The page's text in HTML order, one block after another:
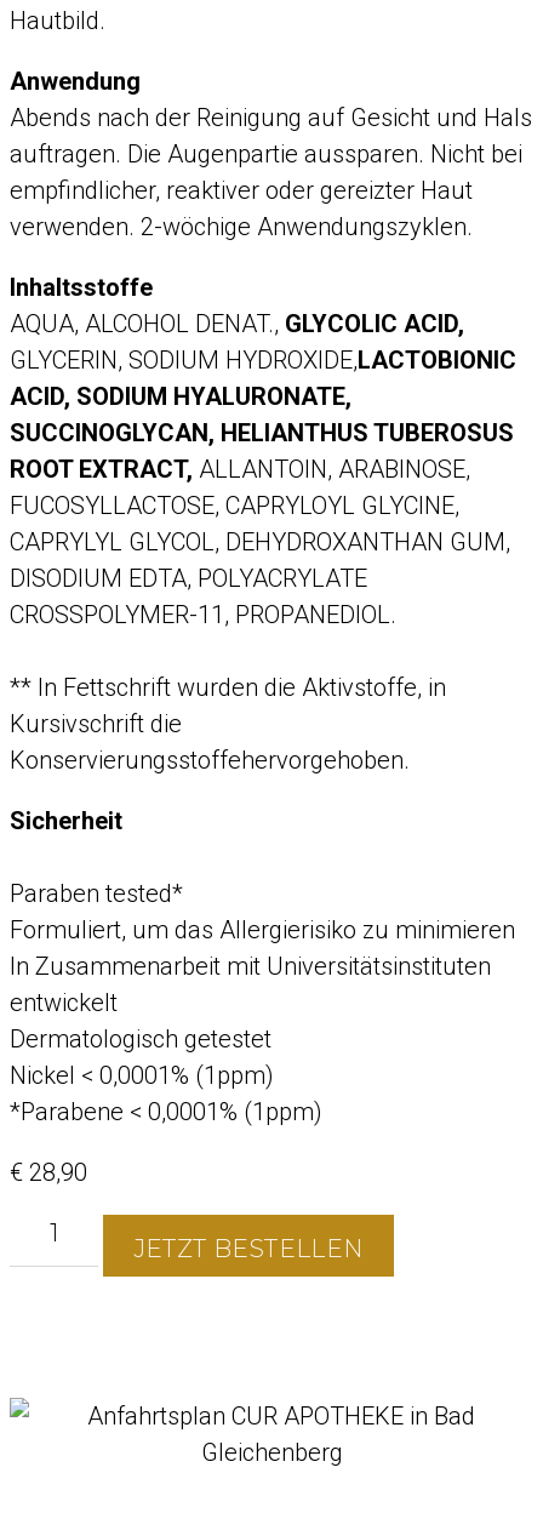
Hautbild.
Anwendung
Abends nach der Reinigung auf Gesicht und Hals
auftragen. Die Augenpartie aussparen. Nicht bei
empfindlicher, reaktiver oder gereizter Haut
verwenden. 2-wöchige Anwendungszyklen.
Inhaltsstoffe
AQUA, ALCOHOL DENAT., GLYCOLIC ACID,
GLYCERIN, SODIUM HYDROXIDE,LACTOBIONIC
ACID, SODIUM HYALURONATE,
SUCCINOGLYCAN, HELIANTHUS TUBEROSUS
ROOT EXTRACT, ALLANTOIN, ARABINOSE,
FUCOSYLLACTOSE, CAPRYLOYL GLYCINE,
CAPRYLYL GLYCOL, DEHYDROXANTHAN GUM,
DISODIUM EDTA, POLYACRYLATE
CROSSPOLYMER-11, PROPANEDIOL.
** In Fettschrift wurden die Aktivstoffe, in
Kursivschrift die
Konservierungsstoffehervorgehoben.
Sicherheit
Paraben tested*
Formuliert, um das Allergierisiko zu minimieren
In Zusammenarbeit mit Universitätsinstituten
entwickelt
Dermatologisch getestet
Nickel < 0,0001% (1ppm)
*Parabene < 0,0001% (1ppm)
€ 28,90
JETZT BESTELLEN